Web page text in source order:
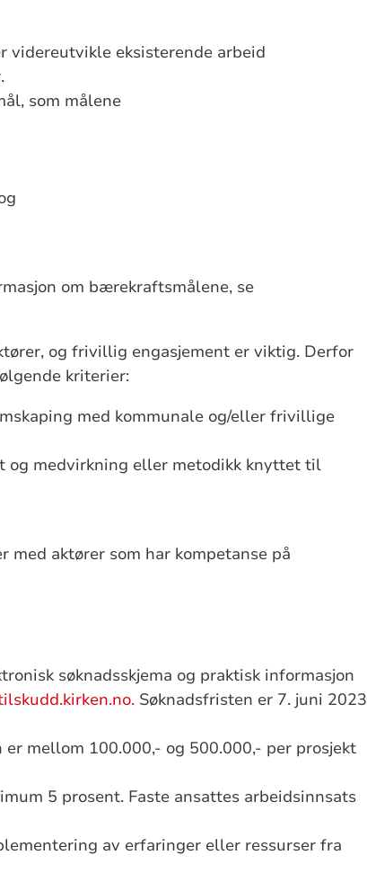
videreutvikle eksisterende arbeid
, som målene
om bærekraftsmålene, se
og frivillig engasjement er viktig. Derfor
kriterier:
med kommunale og/eller frivillige
og medvirkning eller metodikk knyttet til
med aktører som har kompetanse på
søknadsskjema og praktisk informasjon
. Søknadsfristen er 7. juni 2023
mellom 100.000,- og 500.000,- per prosjekt
5 prosent. Faste ansattes arbeidsinnsats
av erfaringer eller ressurser fra